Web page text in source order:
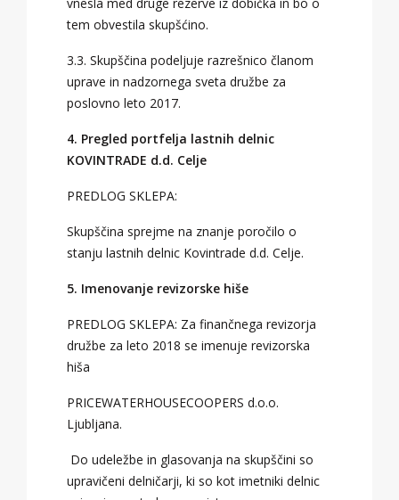
tem obvestila skupšćino.
3.3. Skupščina podeljuje razrešnico članom
uprave in nadzornega sveta družbe za
poslovno leto 2017.
4. Pregled portfelja lastnih delnic
KOVINTRADE d.d. Celje
PREDLOG SKLEPA:
Skupščina sprejme na znanje poročilo o
stanju lastnih delnic Kovintrade d.d. Celje.
5. Imenovanje revizorske hiše
PREDLOG SKLEPA: Za finančnega revizorja
družbe za leto 2018 se imenuje revizorska
hiša
PRICEWATERHOUSECOOPERS d.o.o.
Ljubljana.
Do udeležbe in glasovanja na skupščini so
upravičeni delničarji, ki so kot imetniki delnic